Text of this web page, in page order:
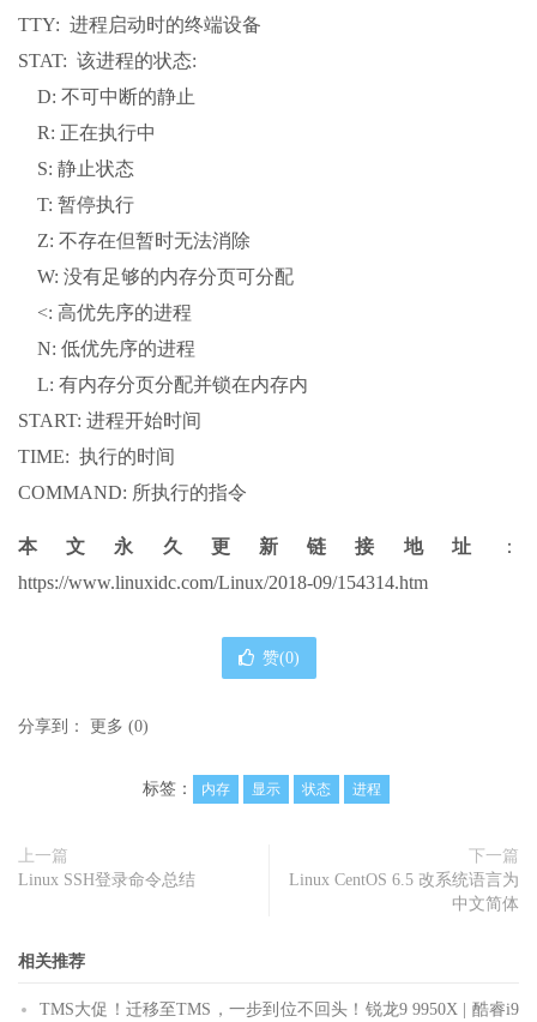
TTY: 进程启动时的终端设备
STAT: 该进程的状态:
D: 不可中断的静止
R: 正在执行中
S: 静止状态
T: 暂停执行
Z: 不存在但暂时无法消除
W: 没有足够的内存分页可分配
<: 高优先序的进程
N: 低优先序的进程
L: 有内存分页分配并锁在内存内
START: 进程开始时间
TIME: 执行的时间
COMMAND: 所执行的指令
本文永久更新链接地址
：
https://www.linuxidc.com/Linux/2018-09/154314.htm
赞(0)
分享到： 更多 (0)
标签： 内存 显示 状态 进程
上一篇
Linux SSH登录命令总结
下一篇
Linux CentOS 6.5 改系统语言为
中文简体
相关推荐
TMS大促！迁移至TMS，一步到位不回头！锐龙9 9950X | 酷睿i9